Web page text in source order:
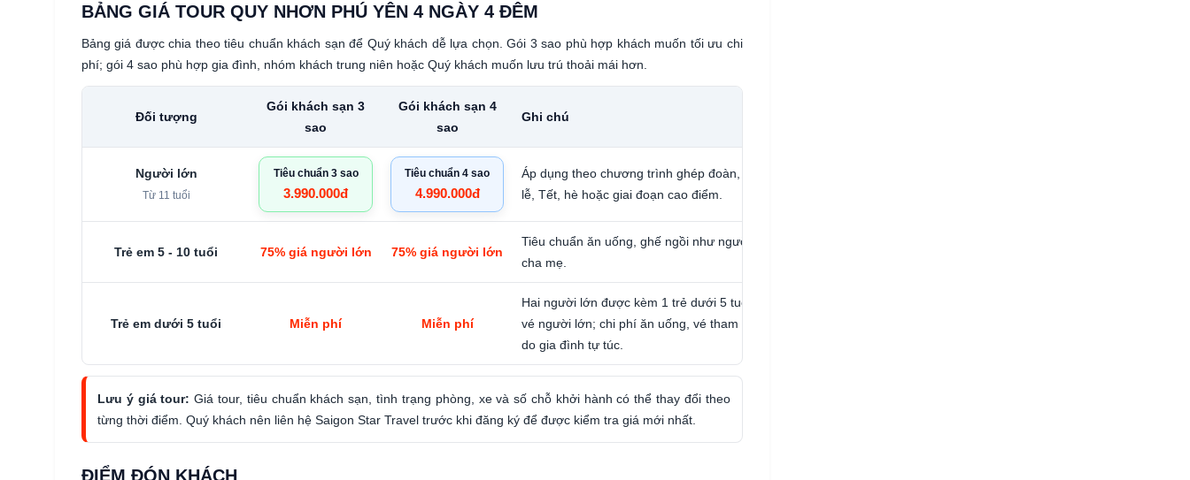
BẢNG GIÁ TOUR QUY NHƠN PHÚ YÊN 4 NGÀY 4 ĐÊM
Bảng giá được chia theo tiêu chuẩn khách sạn để Quý khách dễ lựa chọn. Gói 3 sao phù hợp khách muốn tối ưu chi
phí; gói 4 sao phù hợp gia đình, nhóm khách trung niên hoặc Quý khách muốn lưu trú thoải mái hơn.
Đối tượng
Gói khách sạn 3
sao
Gói khách sạn 4
sao
Ghi chú
Người lớn
Từ 11 tuổi
Tiêu chuẩn 3 sao
3.990.000đ
Tiêu chuẩn 4 sao
4.990.000đ
Áp dụng theo chương trình ghép đoàn, giá có thể thay đổi vào
lễ, Tết, hè hoặc giai đoạn cao điểm.
Trẻ em 5 - 10 tuổi 75% giá người lớn 75% giá người lớn
Tiêu chuẩn ăn uống, ghế ngồi như người lớn, ngủ ghép với
cha mẹ.
Trẻ em dưới 5 tuổi Miễn phí Miễn phí
Hai người lớn được kèm 1 trẻ dưới 5 tuổi. Trẻ thứ 2 tính 75%
vé người lớn; chi phí ăn uống, vé tham quan phát sinh nếu có
do gia đình tự túc.
Lưu ý giá tour: Giá tour, tiêu chuẩn khách sạn, tình trạng phòng, xe và số chỗ khởi hành có thể thay đổi theo
từng thời điểm. Quý khách nên liên hệ Saigon Star Travel trước khi đăng ký để được kiểm tra giá mới nhất.
ĐIỂM ĐÓN KHÁCH